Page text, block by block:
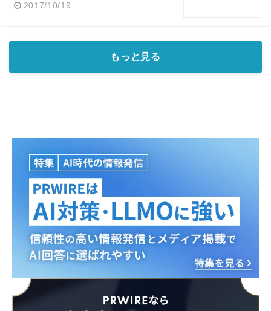
2017/10/19
もっと見る